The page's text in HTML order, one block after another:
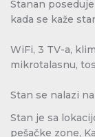
Stanan
kada se kaže
WiFi, 3 TV-a,
mikrotalasnu,
Stan se nalazi
Stan je sa
pešačke zone,